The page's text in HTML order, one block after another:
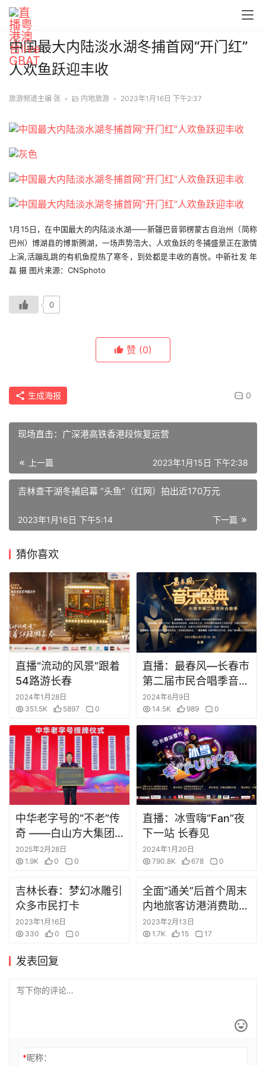
日
头
线
直
播
香
资
澳
门
资
讯
台
资
广
东
资
讯
内
地
旅
繁
体
中国最大内陆淡水湖冬捕首网“开门红”
人欢鱼跃迎丰收
旅游频道主编 张 • 内地旅游 • 2023年1月16日 下午2:37
1月15日，在中国最大的内陆淡水湖——新疆巴音郭楞蒙古自治州（简称
巴州）博湖县的博斯腾湖，一场声势浩大、人欢鱼跃的冬捕盛景正在激情
上演,活蹦乱跳的有机鱼搅热了寒冬，到处都是丰收的喜悦。中新社发 年
磊 摄 图片来源：CNSphoto
0
赞 (0)
生成海报 0
现场直击：广深港高铁香港段恢复运营
上一篇 2023年1月15日 下午2:38
吉林查干湖冬捕启幕 “头鱼”（红网）拍出近170万元
下一篇
2023年1月16日 下午5:14
猜你喜欢
直播“流动的风景”跟着
54路游长春
2024年1月28日
351.5K
5897 0
直播：最春风—长春市
第二届市民合唱季音乐
盛典
2024年6月9日
14.5K
989 0
中华老字号的“不老”传
奇 ——白山方大集团
品牌诚信建设纪实
2025年2月28日
1.9K
0 0
直播：冰雪嗨“Fan”夜
下一站 长春见
2024年1月20日
790.8K
678 0
吉林长春：梦幻冰雕引
众多市民打卡
2023年1月16日
330
0 0
全面“通关”后首个周末
内地旅客访港消费助经
济复苏
2023年2月13日
1.7K
15 17
发表回复
*昵称：